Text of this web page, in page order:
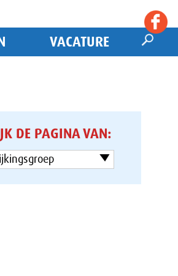
VACATURE
DE PAGINA VAN: